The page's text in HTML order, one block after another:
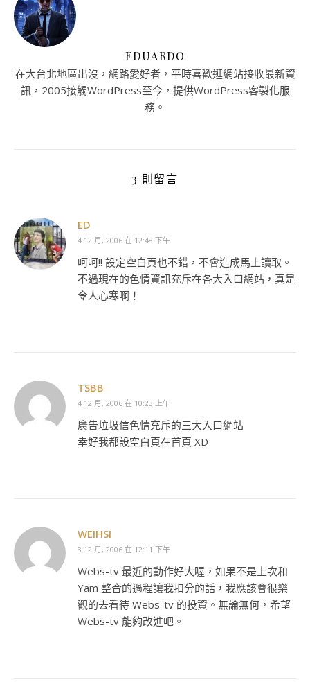
EDUARDO
在大台北地區出沒，網路愛好者，平時喜歡逛網站接收最新資
訊，2005接觸WordPress至今，提供WordPress客製化服
務。
3 則留言
ED
4 12 月, 2006 在 12:48 下午
呵呵!! 設定空白頁也不錯，不會造成馬上讀取。
不過現在的色情資訊充斥在各大入口網站，真是
令人心寒啊！
TSBB
4 12 月, 2006 在 10:23 上午
廣告垃圾信色情充斥的三大入口網站
幸好我都設空白頁在首頁 XD
WEIHSI
3 12 月, 2006 在 12:11 下午
Webs-tv 最近的動作好大喔，如果不是上次和
Yam 整合的過程讓我扣分的話，我應該會很樂
觀的去看待 Webs-tv 的投資。無論無何，希望
Webs-tv 能夠改進吧。